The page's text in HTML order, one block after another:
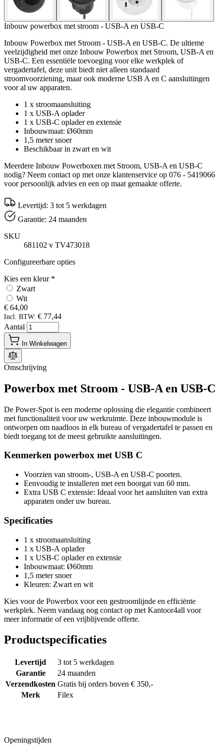
Inbouw powerbox met stroom - USB-A en USB-C
Inbouw Powerbox met Stroom - USB-A en USB-C. De ultieme
veelzijdigheid met onze Inbouw Powerbox met Stroom, USB-A en
USB-C. Een essentiële toevoeging voor elke werkplek of
vergadertafel, deze unit biedt niet alleen standaard
stroomvoorziening, maar ook moderne USB A en C aansluitingen
voor al uw apparaten.
1 x stroomaansluiting
1 x USB-A oplader
1 x USB-C oplader en extensie
Inbouwmaat: Ø60mm
1,5 meter snoer
Beschikbaar in zwart en wit
Meerdere Inbouw Powerboxen met Stroom, USB-A en USB-C
nodig? Neem contact op met onze klantenservice op 076 - 5419066
voor persoonlijk advies en een op maat gemaakte offerte.
Levertijd: 3 tot 5 werkdagen
Garantie: 24 maanden
SKU
681102 v TV473018
Configureerbare opties
Kies een kleur *
Zwart
Wit
€ 64,00
Incl. BTW: € 77,44
Aantal
In Winkelwagen
Omschrijving
Powerbox met Stroom - USB-A en USB-C
De Power-Spot is een moderne oplossing die elegantie combineert
met functionaliteit voor uw werkruimte. Deze inbouwmodule is
ontworpen om naadloos in elk bureau of vergadertafel te passen en
biedt toegang tot de meest gebruikte aansluitingen.
Kenmerken powerbox met USB C
Voorzien van stroom-, USB-A en USB-C poorten.
Eenvoudig te installeren met een boorgat van 60 mm.
Extra USB C extensie: Ideaal voor het aansluiten van extra
apparaten onder uw bureau.
Specificaties
1 x stroomaansluiting
1 x USB-A oplader
1 x USB-C oplader en extensie
Inbouwmaat: Ø60mm
1,5 meter snoer
Kleuren: Zwart en wit
Kies voor de Powerbox voor een gestroomlijnde en efficiënte
werkplek. Neem vandaag nog contact op met Kantoor4all voor
meer informatie of een vrijblijvende offerte.
Productspecificaties
Levertijd
3 tot 5 werkdagen
Garantie
24 maanden
Verzendkosten Gratis bij orders boven € 350,-
Merk
Filex
Openingstijden